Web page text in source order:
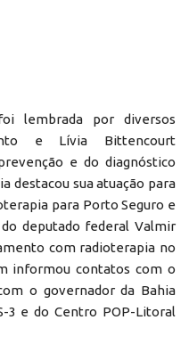
lembrada por diversos
e Lívia Bittencourt
e do diagnóstico
destacou sua atuação para
para Porto Seguro e
deputado federal Valmir
com radioterapia no
informou contatos com o
o governador da Bahia
3 e do Centro POP-Litoral